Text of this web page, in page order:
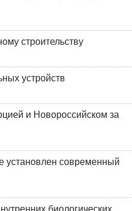
строительству
устройств
и Новороссийском за
установлен современный
биологических